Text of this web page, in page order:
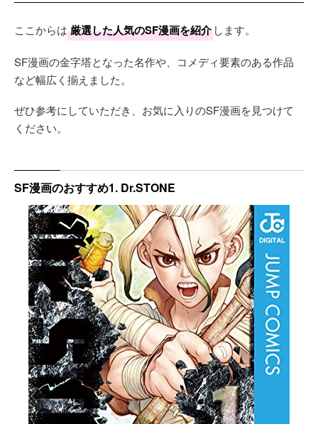
ここからは 厳選した人気のSF漫画を紹介 します。
SF漫画の金字塔となった名作や、コメディ要素のある作品
など幅広く揃えました。
ぜひ参考にしていただき、お気に入りのSF漫画を見つけて
ください。
SF漫画のおすすめ1. Dr.STONE